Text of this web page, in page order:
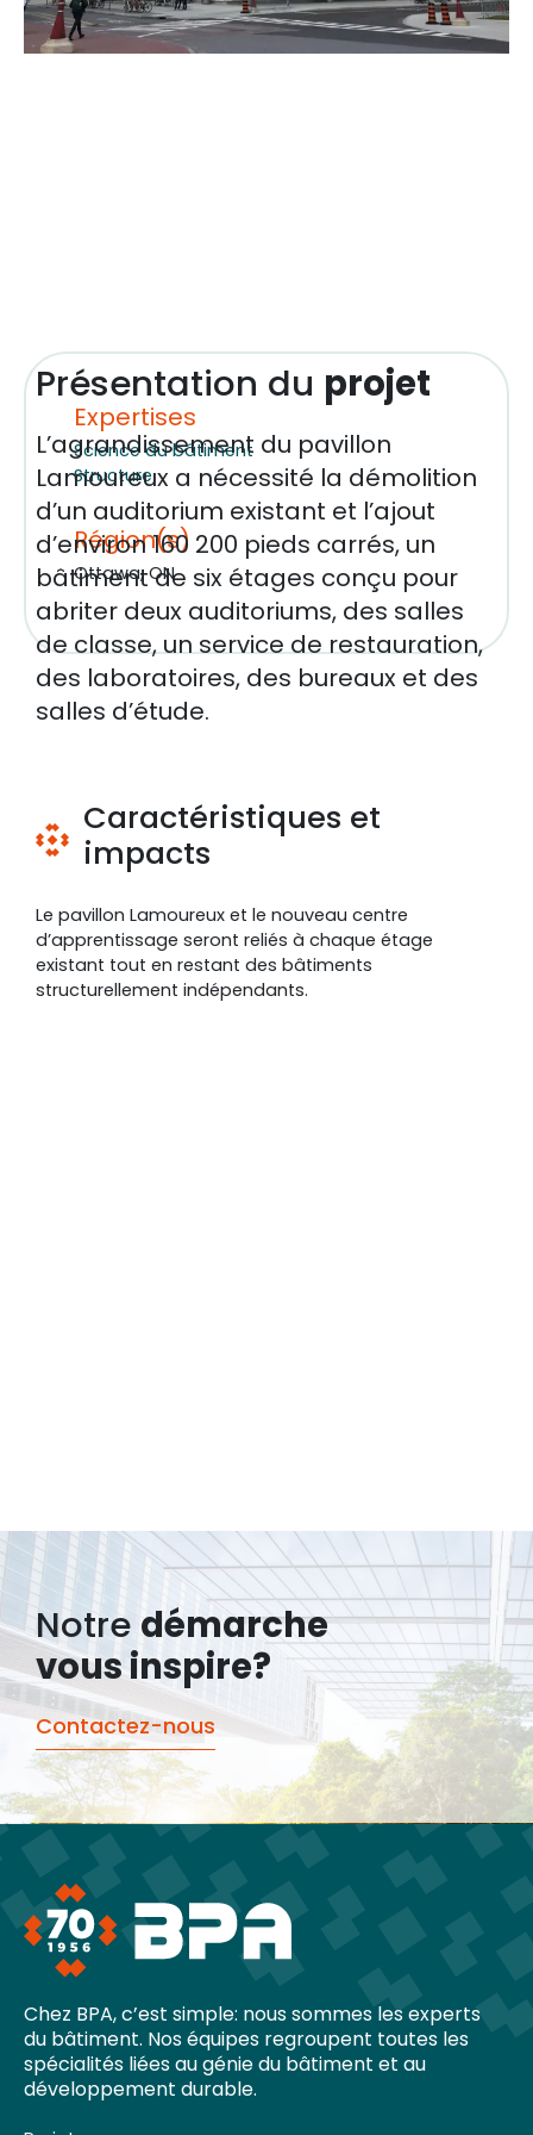
Présentation du projet
L’agrandissement du pavillon
Lamoureux a nécessité la démolition
d’un auditorium existant et l’ajout
d’environ 160 200 pieds carrés, un
bâtiment de six étages conçu pour
abriter deux auditoriums, des salles
de classe, un service de restauration,
des laboratoires, des bureaux et des
salles d’étude.
Caractéristiques et
impacts
Le pavillon Lamoureux et le nouveau centre
d’apprentissage seront reliés à chaque étage
existant tout en restant des bâtiments
structurellement indépendants.
Expertises
Science du bâtiment
Structure
Région(s)
Ottawa, ON
Notre démarche
vous inspire?
Contactez-nous
Chez BPA, c’est simple: nous sommes les experts
du bâtiment. Nos équipes regroupent toutes les
spécialités liées au génie du bâtiment et au
développement durable.